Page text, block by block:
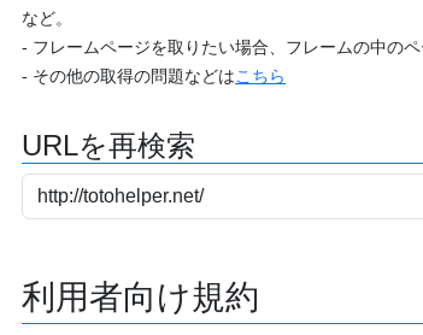
など。
- フレームページを取りたい場合、フレームの中の
- その他の取得の問題などはこちら
URLを再検索
利用者向け規約